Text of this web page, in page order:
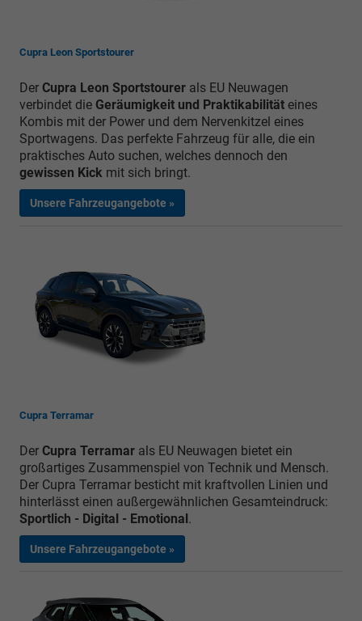
Cupra Leon Sportstourer
Der Cupra Leon Sportstourer als EU Neuwagen
verbindet die Geräumigkeit und Praktikabilität eines
Kombis mit der Power und dem Nervenkitzel eines
Sportwagens. Das perfekte Fahrzeug für alle, die ein
praktisches Auto suchen, welches dennoch den
gewissen Kick mit sich bringt.
Unsere Fahrzeugangebote »
Cupra Terramar
Der Cupra Terramar als EU Neuwagen bietet ein
großartiges Zusammenspiel von Technik und Mensch.
Der Cupra Terramar besticht mit kraftvollen Linien und
hinterlässt einen außergewähnlichen Gesamteindruck:
Sportlich - Digital - Emotional.
Unsere Fahrzeugangebote »